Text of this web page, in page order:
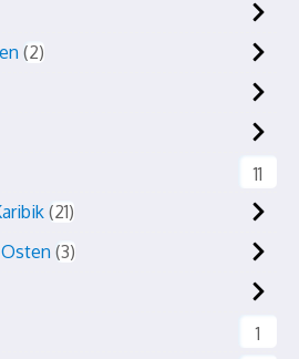
2
11
21
3
1